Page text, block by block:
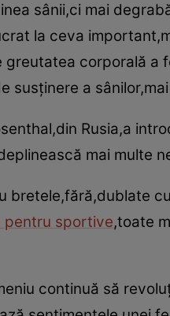
sânii,ci mai
la ceva
corporală a
susţinere a
Rusia,a
mai multe
bretele,fără,dublate
pentru sportive,toate
continuă să